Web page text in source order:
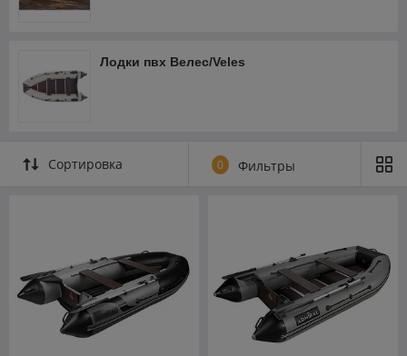
Лодки пвх Велес/Veles
Сортировка 0 Фильтры